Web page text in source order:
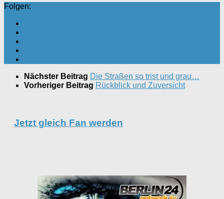
Folgen:
Nächster Beitrag Die Straßen so trist und grau…
Vorheriger Beitrag Rückblick und Zuversicht
Jetzt gleich Fan werden